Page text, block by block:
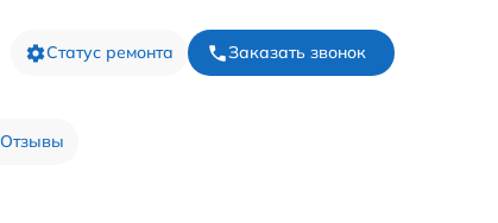
Статус ремонта Заказать звонок
Отзывы